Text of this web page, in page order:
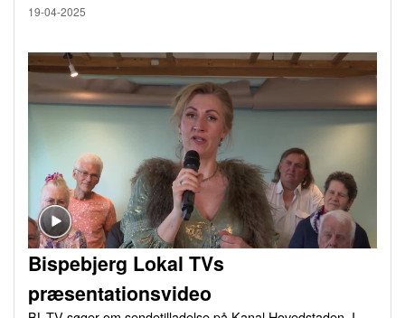
19-04-2025
Bispebjerg Lokal TVs
præsentationsvideo